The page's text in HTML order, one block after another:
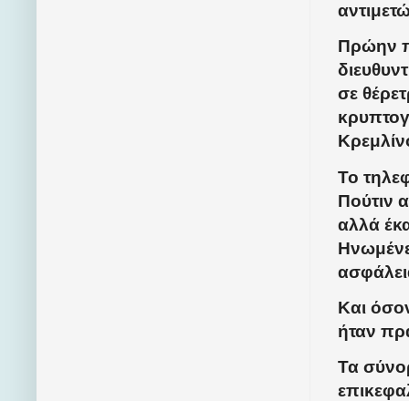
Πρώην
σε
Το
Πούτιν
αλλά
Και
ήταν
Τα